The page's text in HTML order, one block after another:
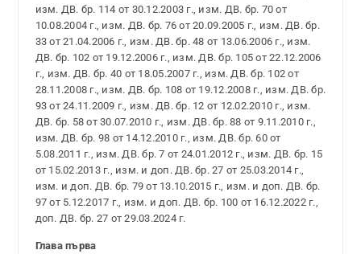
изм. ДВ. бр. 114 от 30.12.2003 г., изм. ДВ. бр. 70 от
10.08.2004 г., изм. ДВ. бр. 76 от 20.09.2005 г., изм. ДВ. бр.
33 от 21.04.2006 г., изм. ДВ. бр. 48 от 13.06.2006 г., изм.
ДВ. бр. 102 от 19.12.2006 г., изм. ДВ. бр. 105 от 22.12.2006
г., изм. ДВ. бр. 40 от 18.05.2007 г., изм. ДВ. бр. 102 от
28.11.2008 г., изм. ДВ. бр. 108 от 19.12.2008 г., изм. ДВ. бр.
93 от 24.11.2009 г., изм. ДВ. бр. 12 от 12.02.2010 г., изм.
ДВ. бр. 58 от 30.07.2010 г., изм. ДВ. бр. 88 от 9.11.2010 г.,
изм. ДВ. бр. 98 от 14.12.2010 г., изм. ДВ. бр. 60 от
5.08.2011 г., изм. ДВ. бр. 7 от 24.01.2012 г., изм. ДВ. бр. 15
от 15.02.2013 г., изм. и доп. ДВ. бр. 27 от 25.03.2014 г.,
изм. и доп. ДВ. бр. 79 от 13.10.2015 г., изм. и доп. ДВ. бр.
97 от 5.12.2017 г., изм. и доп. ДВ. бр. 100 от 16.12.2022 г.,
доп. ДВ. бр. 27 от 29.03.2024 г.
Глава първа